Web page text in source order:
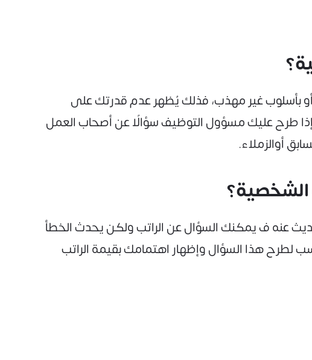
أو بأسلوب غير مهذب، فذلك يُظهر عدم قدرتك على
إذا طرح عليك مسؤول التوظيف سؤالًا عن أصحاب العمل
أوالزملاء.
عنه ف يمكنك السؤال عن الراتب ولكن يحدث الخطأ
لطرح هذا السؤال وإظهار اهتمامك بقيمة الراتب